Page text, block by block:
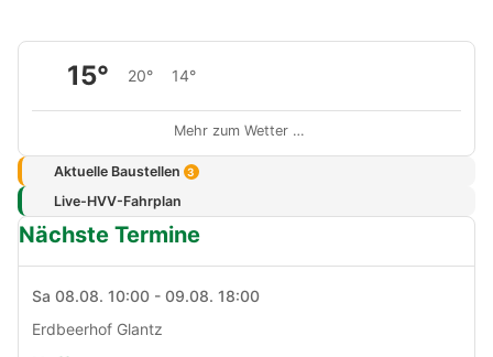
15° 20° 14°
Mehr zum Wetter …
Aktuelle Baustellen 3
Live-HVV-Fahrplan
Nächste Termine
Sa 08.08. 10:00 - 09.08. 18:00
Erdbeerhof Glantz